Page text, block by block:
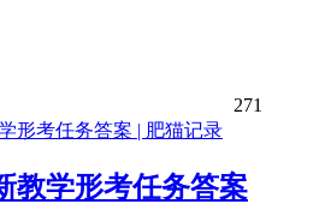
271
教学形考任务答案